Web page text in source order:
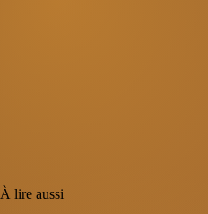
À lire aussi